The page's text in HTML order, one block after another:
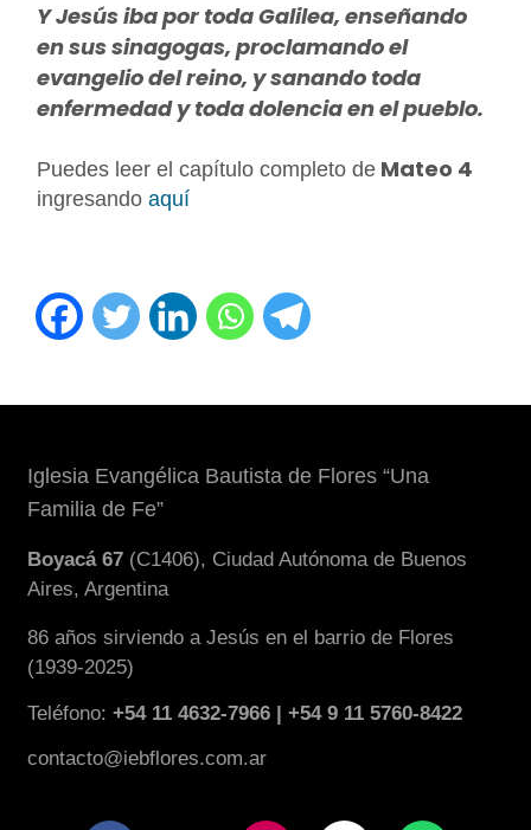
Y Jesús iba por toda Galilea, enseñando
en sus sinagogas, proclamando el
evangelio del reino, y sanando toda
enfermedad y toda dolencia en el pueblo.
Puedes leer el capítulo completo de Mateo 4
ingresandoaquí
Iglesia Evangélica Bautista de Flores “Una
Familia de Fe”
Boyacá 67 (C1406), Ciudad Autónoma de Buenos
Aires, Argentina
86 años sirviendo a Jesús en el barrio de Flores
(1939-2025)
Teléfono:+54 11 4632-7966 | +54 9 11 5760-8422
contacto@iebflores.com.ar